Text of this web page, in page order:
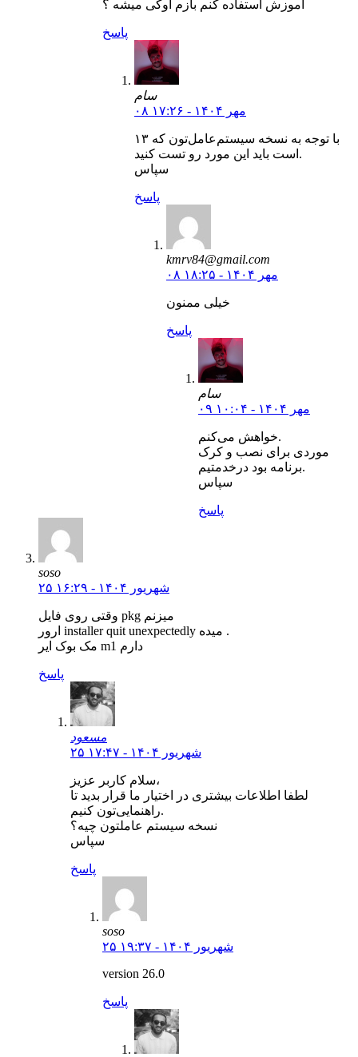
آموزش استفاده کنم بازم اوکی میشه ؟
پاسخ
سام
۰۸ مهر ۱۴۰۴ - ۱۷:۲۶
با توجه به نسخه سیستم‌عامل‌تون که ۱۳
است باید این مورد رو تست کنید.
سپاس
پاسخ
kmrv84@gmail.com
۰۸ مهر ۱۴۰۴ - ۱۸:۲۵
خیلی ممنون
پاسخ
سام
۰۹ مهر ۱۴۰۴ - ۱۰:۰۴
خواهش می‌کنم.
موردی برای نصب و کرک
برنامه بود درخدمتیم.
سپاس
پاسخ
soso
۲۵ شهریور ۱۴۰۴ - ۱۶:۲۹
وقتی روی فایل pkg میزنم
ارور installer quit unexpectedly میده .
مک بوک ایر m1 دارم
پاسخ
مسعود
۲۵ شهریور ۱۴۰۴ - ۱۷:۴۷
سلام کاربر عزیز،
لطفا اطلاعات بیشتری در اختیار ما قرار بدید تا
راهنمایی‌تون کنیم.
نسخه سیستم عاملتون چیه؟
سپاس
پاسخ
soso
۲۵ شهریور ۱۴۰۴ - ۱۹:۳۷
version 26.0
پاسخ